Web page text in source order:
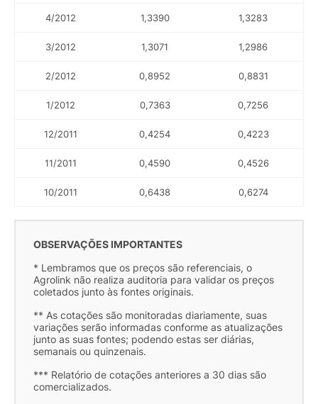
4/2012 1,3390 1,3283
3/2012 1,3071 1,2986
2/2012 0,8952 0,8831
1/2012 0,7363 0,7256
12/2011 0,4254 0,4223
11/2011 0,4590 0,4526
10/2011 0,6438 0,6274
OBSERVAÇÕES IMPORTANTES
* Lembramos que os preços são referenciais, o
Agrolink não realiza auditoria para validar os preços
coletados junto às fontes originais.
** As cotações são monitoradas diariamente, suas
variações serão informadas conforme as atualizações
junto as suas fontes; podendo estas ser diárias,
semanais ou quinzenais.
*** Relatório de cotações anteriores a 30 dias são
comercializados.